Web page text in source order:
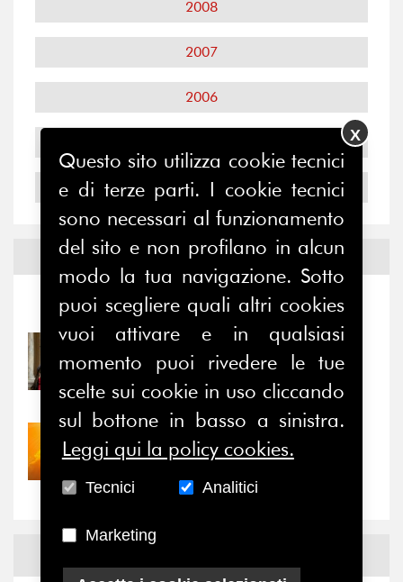
2008
2007
2006
2004
Notizie edEventi
Notizie-Eventi
Prima della pausa estiva,
il valore di...
30/07/2026
Nove anni dopo la
“grande cecità”: la...
Questo sito utilizza cookie tecnici
e di terze parti. I cookie tecnici
sono necessari al funzionamento
del sito e non profilano in alcun
modo la tua navigazione. Sotto
puoi scegliere quali altri cookies
vuoi attivare e in qualsiasi
momento puoi rivedere le tue
scelte sui cookie in uso cliccando
sul bottone in basso a sinistra.
Leggi qui la policy cookies.
Tecnici Analitici
Marketing
X